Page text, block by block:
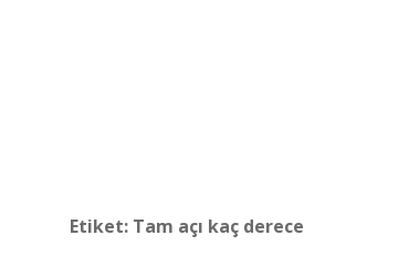
Etiket: Tam açı kaç derece